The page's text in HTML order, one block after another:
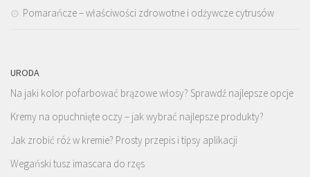
Pomarańcze – właściwości zdrowotne i odżywcze cytrusów
URODA
Na jaki kolor pofarbować brązowe włosy? Sprawdź najlepsze opcje
Kremy na opuchnięte oczy – jak wybrać najlepsze produkty?
Jak zrobić róż w kremie? Prosty przepis i tipsy aplikacji
Wegański tusz imascara do rzęs